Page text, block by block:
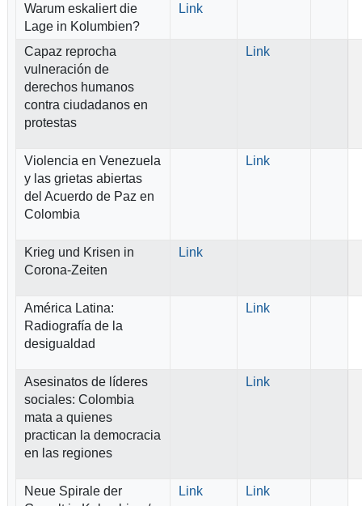
Warum eskaliert die
Lage in Kolumbien?
Link
Capaz reprocha
vulneración de
derechos humanos
contra ciudadanos en
protestas
Link
Violencia en Venezuela
y las grietas abiertas
del Acuerdo de Paz en
Colombia
Link
Krieg und Krisen in
Corona-Zeiten
Link
América Latina:
Radiografía de la
desigualdad
Link
Asesinatos de líderes
sociales: Colombia
mata a quienes
practican la democracia
en las regiones
Link
Neue Spirale der
Link Link